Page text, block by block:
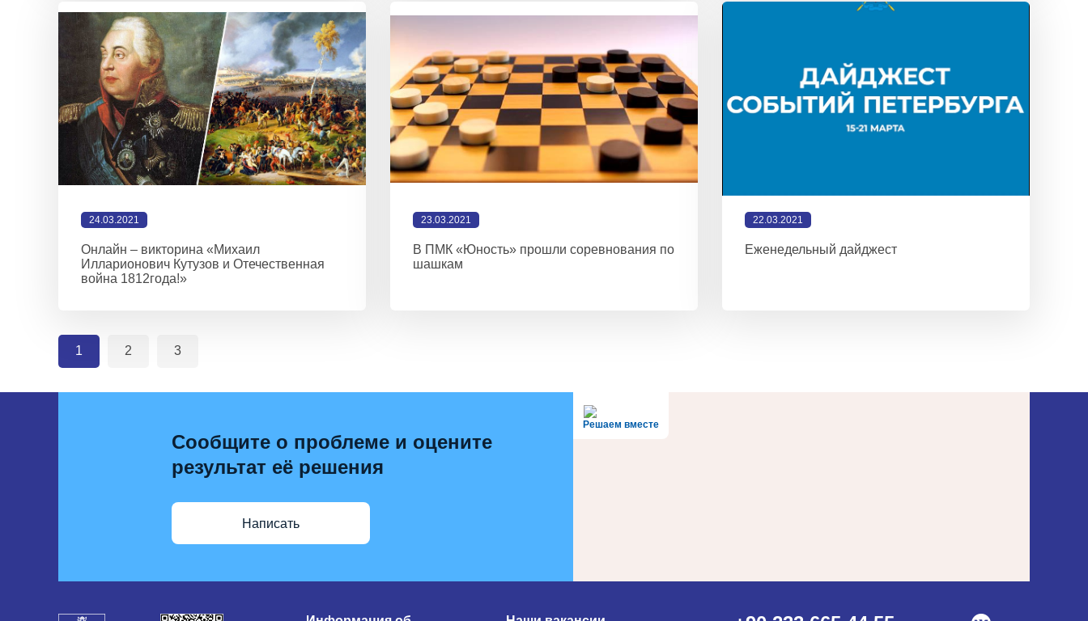
Онлайн – викторина «Михаил
Илларионович Кутузов и Отечественная
война 1812года!»
24.03.2021
В ПМК «Юность» прошли соревнования по
шашкам
23.03.2021
Еженедельный дайджест
22.03.2021
1 2 3
Решаем вместе
Сообщите о проблеме и оцените
результат её решения
Написать